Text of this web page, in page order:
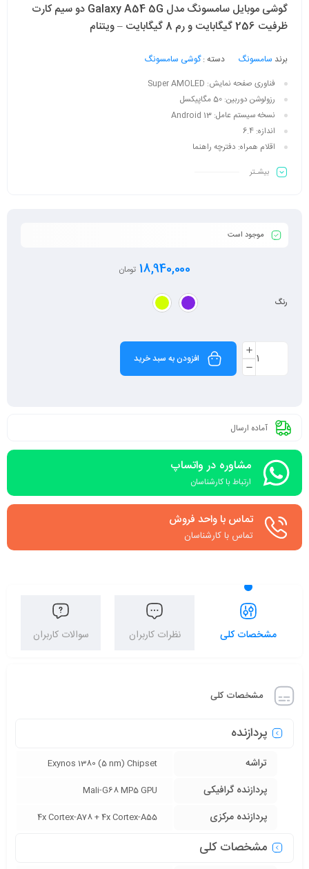
گوشی موبایل سامسونگ مدل Galaxy A54 5G دو سیم کارت
ظرفیت 256 گیگابایت و رم 8 گیگابایت – ویتنام
برند سامسونگ دسته :گوشی سامسونگ
فناوری صفحه‌ نمایش: Super AMOLED
رزولوشن دوربین: 50 مگاپیکسل
نسخه سیستم عامل: Android 13
اندازه: 6.4
اقلام همراه: دفترچه‌ راهنما
بیشـتر
موجود است
18,940,000 تومان
رنگ
افزودن به سبد خرید
آماده ارسال
مشاوره در واتساپ
ارتباط با کارشناسان
تماس با واحد فروش
تماس با کارشناسان
مشخصات کلی نظرات کاربران سوالات کاربران
مشخصات کلی
پردازنده
تراشه Exynos 1380 (5 nm) Chipset
پردازنده‌ گرافیکی Mali-G68 MP5 GPU
پردازنده‌ مرکزی 4x Cortex-A78 + 4x Cortex-A55
مشخصات کلی